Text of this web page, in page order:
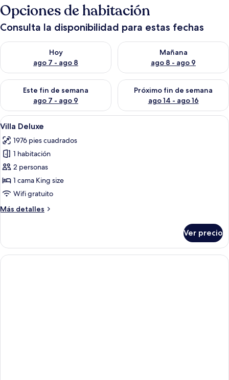
Opciones de habitación
Consulta la disponibilidad para estas fechas
Hoy
ago 7 - ago 8
Consulta la disponibilidad para hoy ago 7 - ago 8
Mañana
ago 8 - ago 9
Consulta la disponibilidad
Este fin de semana
ago 7 - ago 9
Consulta la disponibilidad para este fin de semana ago 7 -
Próximo fin de semana
ago 14 - ago 16
Consulta la disponibilidad
Abrir
todas
las
fotos
de
Villa
Deluxe
Un amplio vestíbulo con un amplio
10
Villa Deluxe
1976 pies cuadrados
1 habitación
2 personas
1 cama King size
Wifi gratuito
Más detalles
Más
Deluxe
Ver precio